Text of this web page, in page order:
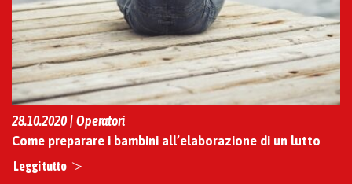
28.10.2020 | Operatori
Come preparare i bambini all’elaborazione di un lutto
Leggi tutto